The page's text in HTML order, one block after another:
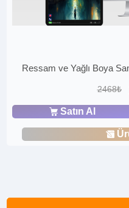
Ressam ve Yağlı Boya
2468₺
Satın Al